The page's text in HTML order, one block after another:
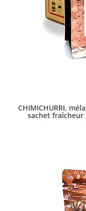
CHIMICHURRI,
sachet fraîcheur